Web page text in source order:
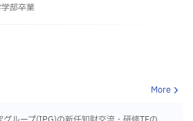
部卒業
More